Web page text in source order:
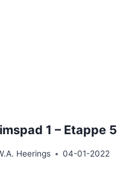
1 – Etappe 5
Heerings 04-01-2022